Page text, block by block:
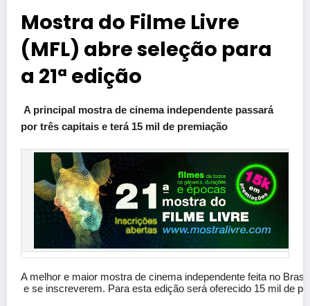
Mostra do Filme Livre
(MFL) abre seleção para
a 21ª edição
A principal mostra de cinema independente passará
por três capitais e terá 15 mil de premiação
A melhor e maior mostra de cinema independente feita no
e se inscreverem. Para esta edição será oferecido 15 mil de